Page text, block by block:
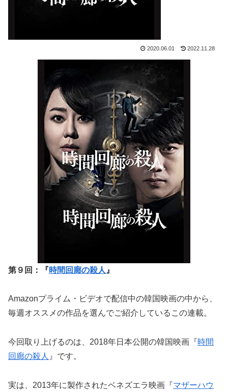
2020.06.01 2022.11.28
第９回：『時間回廊の殺人 』
Amazonプライム・ビデオで配信中の韓国映画の中から、
毎週オススメの作品を選んでご紹介しているこの連載。
今回取り上げるのは、2018年日本公開の韓国映画『時間
回廊の殺人 』です。
実は、2013年に製作されたベネズエラ映画『マザーハウ